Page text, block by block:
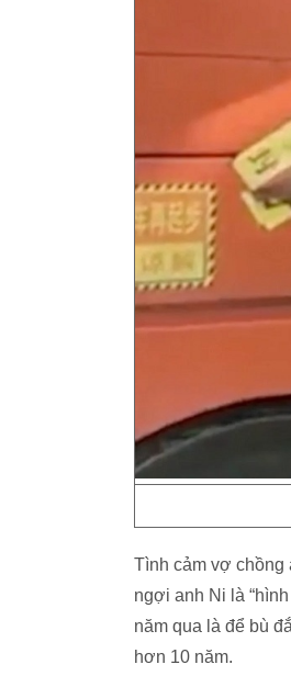
Tình cảm vợ chồng
ngợi anh Ni là
năm qua là để bù
hơn 10 năm.